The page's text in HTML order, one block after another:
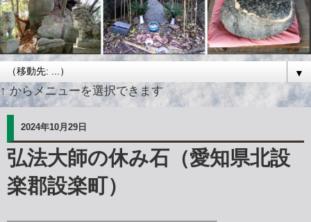
▼
↑ からメニューを選択できます
2024年10月29日
弘法大師の休み石（愛知県北設
楽郡設楽町）